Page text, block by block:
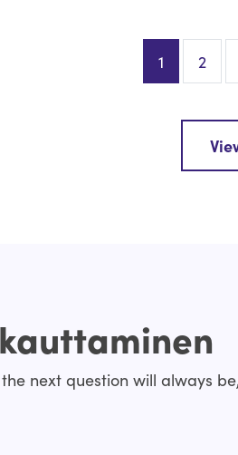
1 2
next question will always